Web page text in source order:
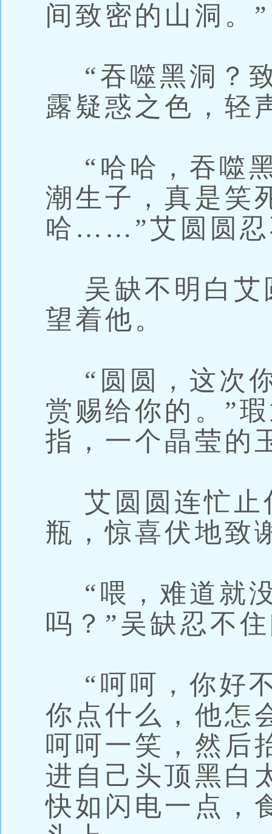
间致密的山洞。”
“吞噬黑洞？
露疑惑之色，轻
“哈哈，吞噬
潮生子，真是笑
哈……”艾圆圆忍
吴缺不明白艾
望着他。
“圆圆，这次
赏赐给你的。”
指，一个晶莹的
艾圆圆连忙止
瓶，惊喜伏地致
“喂，难道就
吗？”吴缺忍不
“呵呵，你好
你点什么，他怎
呵呵一笑，然后
进自己头顶黑白
快如闪电一点，